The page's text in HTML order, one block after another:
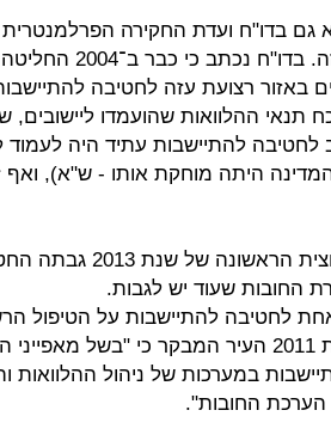
גם בדו"ח ועדת החקירה
במפוני גוש קטיף וחבל
רצועת עזה לחטיבה
תנאי ההלוואות שהועמדו ליישובים,
להתיישבות עתיד היה לעמוד
היתה מוחקת אותו - ש"א), ואף
על פי משרד האוצר, במחצית
לחטיבה להתיישבות על הטיפול
החובות. כך, למשל, בשנת 2011 העיר המבקר כי "בשל
במערכות של ניהול ההלוואות
הערכת החובות".